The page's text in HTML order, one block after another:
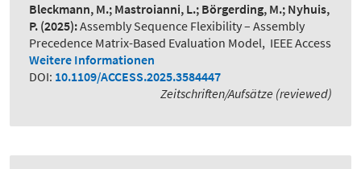
Bleckmann, M.; Mastroianni, L.; Börgerding, M.; Nyhuis,
P. (2025):Assembly Sequence Flexibility – Assembly
Precedence Matrix-Based Evaluation Model, IEEE Access
Weitere Informationen
DOI: 10.1109/ACCESS.2025.3584447
Zeitschriften/Aufsätze (reviewed)